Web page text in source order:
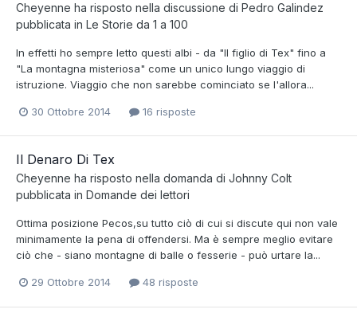
Cheyenne ha risposto nella discussione di Pedro Galindez
pubblicata in Le Storie da 1 a 100
In effetti ho sempre letto questi albi - da "Il figlio di Tex" fino a
"La montagna misteriosa" come un unico lungo viaggio di
istruzione. Viaggio che non sarebbe cominciato se l'allora...
30 Ottobre 2014 16 risposte
Il Denaro Di Tex
Cheyenne ha risposto nella domanda di Johnny Colt
pubblicata in Domande dei lettori
Ottima posizione Pecos,su tutto ciò di cui si discute qui non vale
minimamente la pena di offendersi. Ma è sempre meglio evitare
ciò che - siano montagne di balle o fesserie - può urtare la...
29 Ottobre 2014 48 risposte